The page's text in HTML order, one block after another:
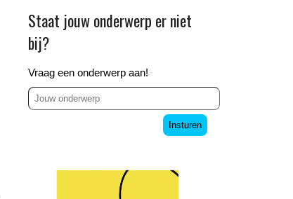
Staat jouw onderwerp er niet
bij?
Vraag een onderwerp aan!
Insturen